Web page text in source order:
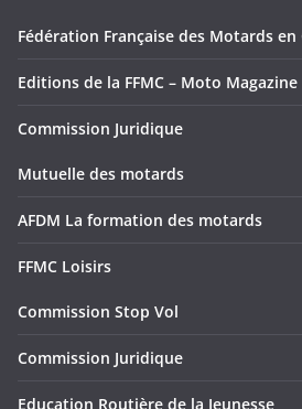
Fédération Française des Motards en
Editions de la FFMC – Moto Magazine
Commission Juridique
Mutuelle des motards
AFDM La formation des motards
FFMC Loisirs
Commission Stop Vol
Commission Juridique
Education Routière de la Jeunesse